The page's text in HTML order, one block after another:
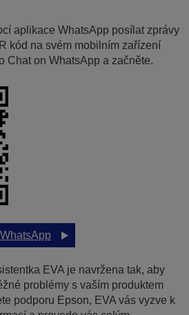
aplikace WhatsApp posílat zprávy
kód na svém mobilním zařízení
Chat on WhatsApp a začněte.
EVA je navržena tak, aby
problémy s vaším produktem
podporu Epson, EVA vás vyzve k